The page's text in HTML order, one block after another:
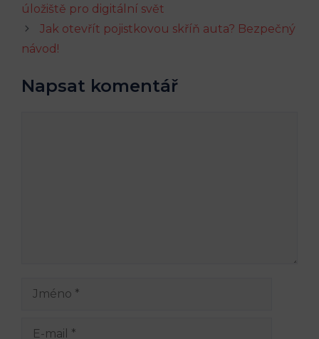
úložiště pro digitální svět
Jak otevřít pojistkovou skříň auta? Bezpečný
návod!
Napsat komentář
Jméno